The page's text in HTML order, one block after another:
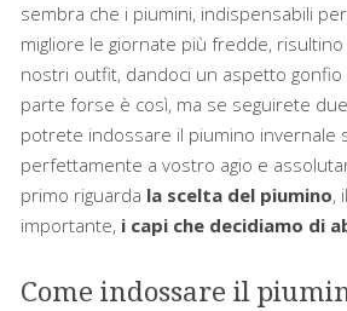
sembra che i piumini, indispensabili
migliore le giornate più fredde,
nostri outfit, dandoci un aspetto
parte forse è così, ma se seguirete
potrete indossare il piumino invernale
perfettamente a vostro agio e
primo riguarda la scelta del piumino,
importante, i capi che decidiamo di
Come indossare il